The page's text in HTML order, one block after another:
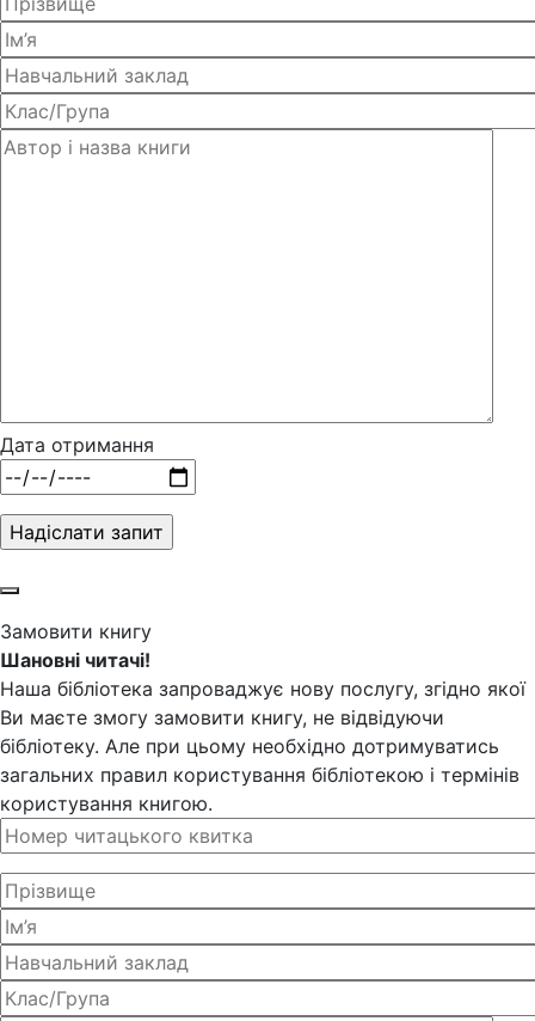
Дата отримання
Замовити книгу
Шановні читачі!
Наша бібліотека запроваджує нову послугу, згідно якої
Ви маєте змогу замовити книгу, не відвідуючи
бібліотеку. Але при цьому необхідно дотримуватись
загальних правил користування бібліотекою і термінів
користування книгою.